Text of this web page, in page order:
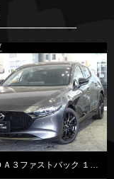
ＭＡＺＤＡ３ファストバック １．８ディーゼルターボ ＸＤドライブエディション ６ＡＴフロアＭＴモード付ＡＴ マツダコネクトＳＤナビ ３６０°ビューモニター レザーシート 衝突被害軽減ブレーキ レーダークルーズコントロール シート・ステアリングヒーター